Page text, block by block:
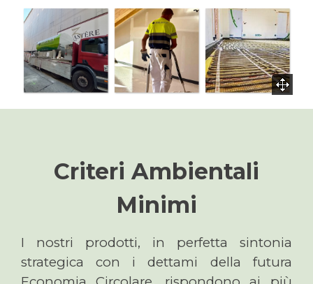
Criteri Ambientali
Minimi
I nostri prodotti, in perfetta sintonia
strategica con i dettami della futura